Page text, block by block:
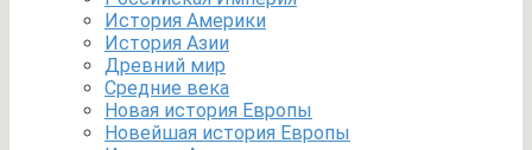
История Америки
История Азии
Древний мир
Средние века
Новая история Европы
Новейшая история Европы